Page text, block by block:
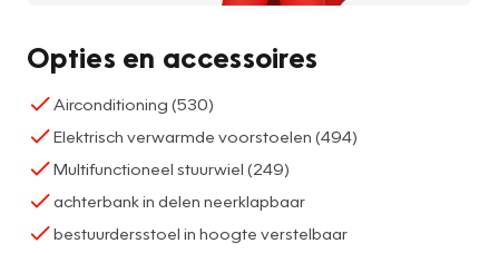
Opties en accessoires
Airconditioning (530)
Elektrisch verwarmde voorstoelen (494)
Multifunctioneel stuurwiel (249)
achterbank in delen neerklapbaar
bestuurdersstoel in hoogte verstelbaar